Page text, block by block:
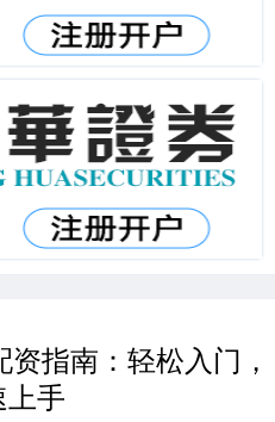
指南：轻松入门，
手